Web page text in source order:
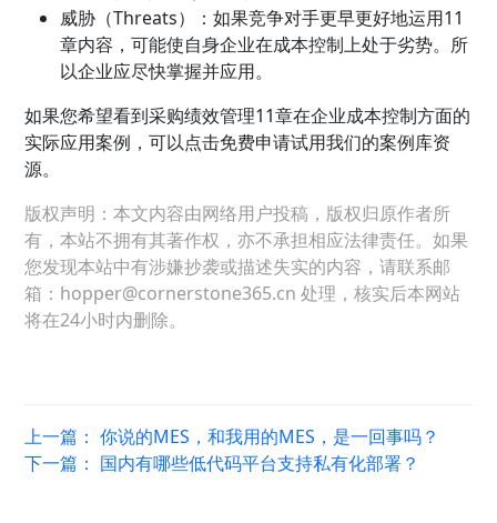
威胁（Threats）：如果竞争对手更早更好地运用11
章内容，可能使自身企业在成本控制上处于劣势。所
以企业应尽快掌握并应用。
如果您希望看到采购绩效管理11章在企业成本控制方面的
实际应用案例，可以点击免费申请试用我们的案例库资
源。
版权声明：本文内容由网络用户投稿，版权归原作者所
有，本站不拥有其著作权，亦不承担相应法律责任。如果
您发现本站中有涉嫌抄袭或描述失实的内容，请联系邮
箱：hopper@cornerstone365.cn 处理，核实后本网站
将在24小时内删除。
上一篇：你说的MES，和我用的MES，是一回事吗？
下一篇： 国内有哪些低代码平台支持私有化部署？